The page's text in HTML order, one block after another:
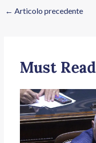
← Articolo precedente
Must Read